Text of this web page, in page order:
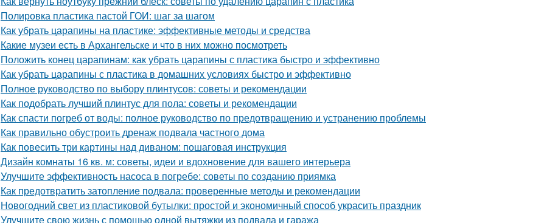
Полировка пластика пастой ГОИ: шаг за шагом
Как убрать царапины на пластике: эффективные методы и средства
Какие музеи есть в Архангельске и что в них можно посмотреть
Положить конец царапинам: как убрать царапины с пластика быстро и эффективно
Как убрать царапины с пластика в домашних условиях быстро и эффективно
Полное руководство по выбору плинтусов: советы и рекомендации
Как подобрать лучший плинтус для пола: советы и рекомендации
Как спасти погреб от воды: полное руководство по предотвращению и устранению проблемы
Как правильно обустроить дренаж подвала частного дома
Как повесить три картины над диваном: пошаговая инструкция
Дизайн комнаты 16 кв. м: советы, идеи и вдохновение для вашего интерьера
Улучшите эффективность насоса в погребе: советы по созданию приямка
Как предотвратить затопление подвала: проверенные методы и рекомендации
Новогодний свет из пластиковой бутылки: простой и экономичный способ украсить праздник
Улучшите свою жизнь с помощью одной вытяжки из подвала и гаража